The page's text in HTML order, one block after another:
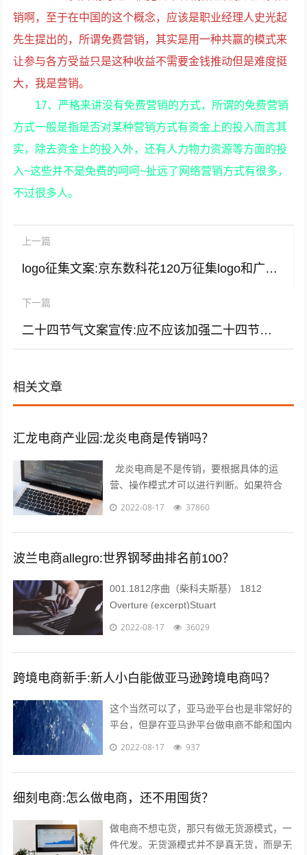
销啊，至于在中国的这个概念，应该是职业经理人史光起
先生提出的，所谓免费营销，其实是用一种共赢的模式来
让参与各方受益只是这种收益不需要金钱推动但是难度挺
大，我是营销。
17、严格来讲没有免费营销的方式，所谓的免费营销
方式一般是指是否对某种营销方式有资金上的投入而言其
实，除去资金上的投入外，还有人力物力资源等方面的投
入~这些并不是免费的呵呵~扯远了网络营销方式有很多，
不过很多人。
上一篇
logo征集文案:京东数科花120万征集logo和广告语，比赛进程如何？
下一篇
二十四节气文案宣传:应不应该加强二十四节气文化宣传教育？
相关文章
汇龙电商产业园:龙炎电商是传销吗？
龙炎电商是不是传销，要根据具体的运
营、操作模式才可以进行判断。如果符合
《禁止传销条例》第二条、第七条所规定的
传...
2022-08-17 37860
波兰电商allegro:世界钢琴曲排名前100？
001.1812序曲（柴科夫斯基） 1812
Overture (excerpt)Stuart
Challender;Sydney Symphony...
2022-08-17 36029
跨境电商新手:新人小白能做亚马逊跨境电商吗？
这个当然可以了，亚马逊平台也是非常好的
平台，但是在亚马逊平台做电商不能和国内
做电商似的刷单，这样会给你带来巨大的损
2022-08-17 937
细刻电商:怎么做电商，还不用囤货？
做电商不想屯货，那只有做无货源模式，一
件代发。无货源模式并不是真无货，而是无